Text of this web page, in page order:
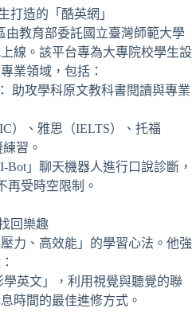
打造的「酷英網」
由教育部委託國立臺灣師範大學
線。該平台專為大專院校學生設
業領域，包括：
助攻學科原文教科書閱讀與專業
）、雅思（IELTS）、托福
習。
Bot」聊天機器人進行口說診斷，
再受時空限制。
回樂趣
力、高效能」的學習心法。他強
英文」，利用視覺與聽覺的聯
時間的最佳進修方式。